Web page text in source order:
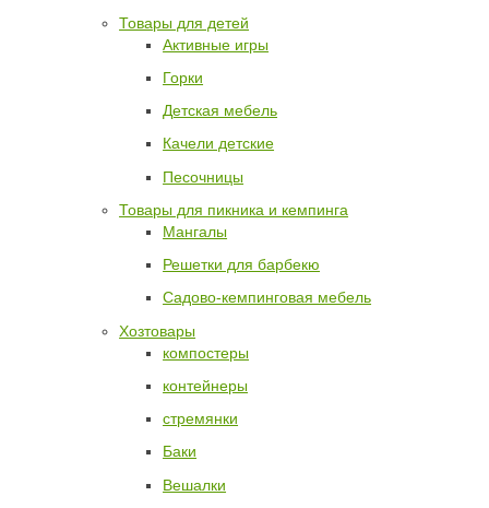
Товары для детей
Активные игры
Горки
Детская мебель
Качели детские
Песочницы
Товары для пикника и кемпинга
Мангалы
Решетки для барбекю
Садово-кемпинговая мебель
Хозтовары
компостеры
контейнеры
стремянки
Баки
Вешалки